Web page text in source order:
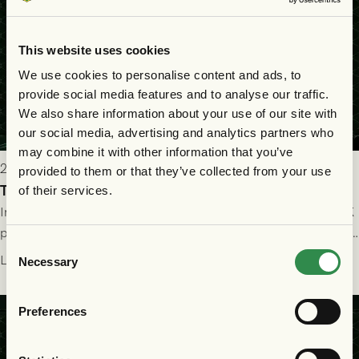
This website uses cookies
We use cookies to personalise content and ads, to
provide social media features and to analyse our traffic.
We also share information about your use of our site with
our social media, advertising and analytics partners who
may combine it with other information that you’ve
provided to them or that they’ve collected from your use
of their services.
Selection
Necessary
Preferences
2026-07-25 19:00
Truppen till GAIS - Halmstads BK 26/7
Imorgon söndag spelar GAIS herrar hemma mot Halmstads BK
på Gamla Ullevi med avspark kl 16.30! Fredrik Holmberg och
ledarstaben har tagit ut följande trupp till matchen:
Läs mer